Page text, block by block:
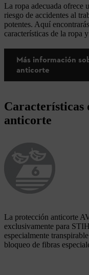
La ropa adecuada ofrece
riesgo de accidentes al
potentes. Aquí
características de la ropa
Más información
anticorte
Características
anticorte
La protección anticorte
exclusivamente para
especialmente
bloqueo de fibras